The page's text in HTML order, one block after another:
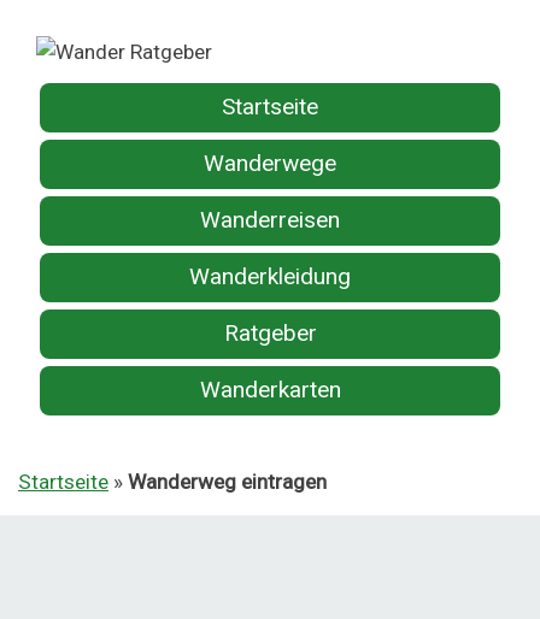
Startseite
Wanderwege
Wanderreisen
Wanderkleidung
Ratgeber
Wanderkarten
Startseite » Wanderweg eintragen